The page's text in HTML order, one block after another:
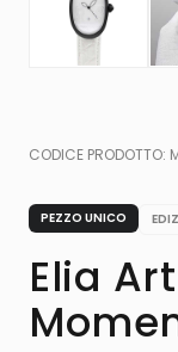
CODICE PRODOTTO:
PEZZO UNICO
Elia